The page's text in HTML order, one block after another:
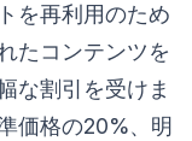
を再利用のため
たコンテンツを
な割引を受けま
価格の20%、明